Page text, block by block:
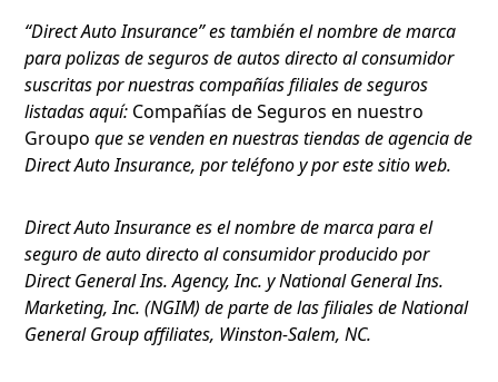
“Direct Auto Insurance” es también el nombre de marca
para polizas de seguros de autos directo al consumidor
suscritas por nuestras compañías filiales de seguros
listadas aquí: Compañías de Seguros en nuestro
Groupo que se venden en nuestras tiendas de agencia de
Direct Auto Insurance, por teléfono y por este sitio web.
Direct Auto Insurance es el nombre de marca para el
seguro de auto directo al consumidor producido por
Direct General Ins. Agency, Inc. y National General Ins.
Marketing, Inc. (NGIM) de parte de las filiales de National
General Group affiliates, Winston-Salem, NC.